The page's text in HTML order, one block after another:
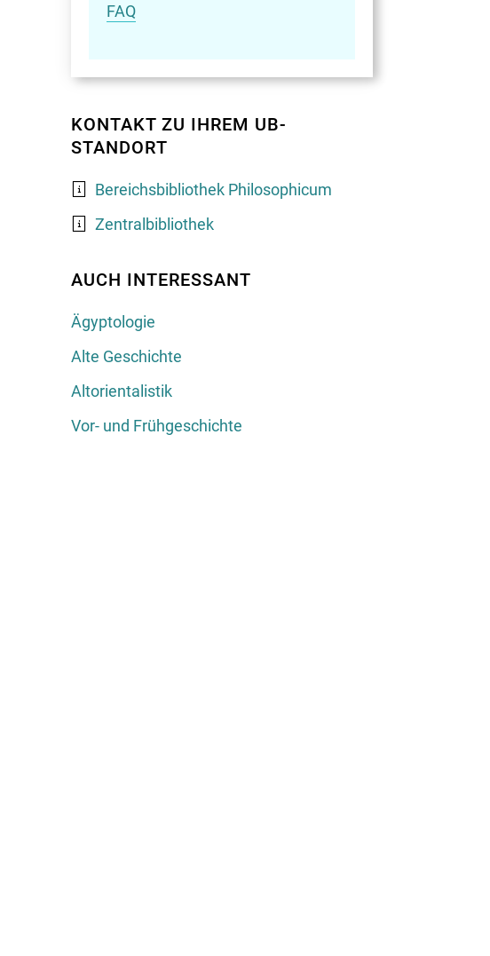
FAQ
KONTAKT ZU IHREM UB-
STANDORT
Bereichsbibliothek Philosophicum
Zentralbibliothek
AUCH INTERESSANT
Ägyptologie
Alte Geschichte
Altorientalistik
Vor- und Frühgeschichte